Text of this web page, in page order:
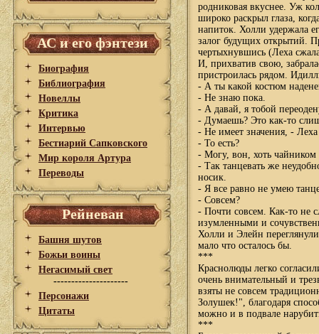
АС и его фэнтези
Биография
Библиография
Новеллы
Критика
Интервью
Бестиарий Сапковского
Мир короля Артура
Переводы
Рейневан
Башня шутов
Божьи воины
Негасимый свет
---------------------
Персонажи
Цитаты
родниковая вкуснее. Уж
широко раскрыл глаза,
напиток. Холли удержала
залог будущих открытий.
чертыхнувшись (Леха
И, прихватив свою,
пристроилась рядом.
- А ты какой костюм
- Не знаю пока.
- А давай, я тобой
- Думаешь? Это как-то
- Не имеет значения, -
- То есть?
- Могу, вон, хоть чайником
- Так танцевать же
носик.
- Я все равно не умею
- Совсем?
- Почти совсем. Как-то не
изумленными и
Холли и Элейн
мало что осталось бы.
***
Краснолюды легко
очень внимательный и
взяты не совсем
Золушек!", благодаря
можно и в подвале
***